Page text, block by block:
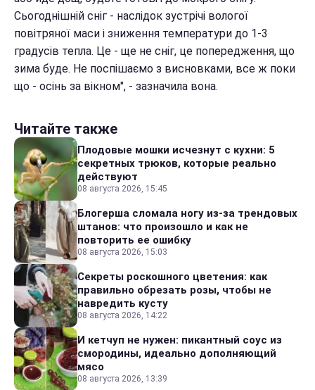
Сьогоднішній сніг - наслідок зустрічі вологої
повітряної маси і зниження температури до 1-3
градусів тепла. Це - ще не сніг, це попередження, що
зима буде. Не поспішаємо з висновками, все ж поки
що - осінь за вікном", - зазначила вона.
Читайте также
Плодовые мошки исчезнут с кухни: 5
секретных трюков, которые реально
действуют
08 августа 2026, 15:45
Блогерша сломала ногу из-за трендовых
штанов: что произошло и как не
повторить ее ошибку
08 августа 2026, 15:03
Секреты роскошного цветения: как
правильно обрезать розы, чтобы не
навредить кусту
08 августа 2026, 14:22
И кетчуп не нужен: пикантный соус из
смородины, идеально дополняющий
мясо
08 августа 2026, 13:39